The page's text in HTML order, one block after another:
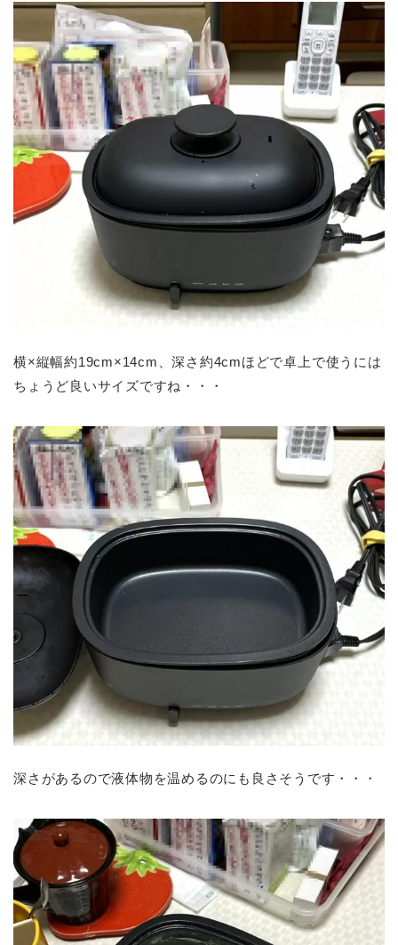
横×縦幅約19cm×14cm、深さ約4cmほどで卓上で使うには
ちょうど良いサイズですね・・・
深さがあるので液体物を温めるのにも良さそうです・・・